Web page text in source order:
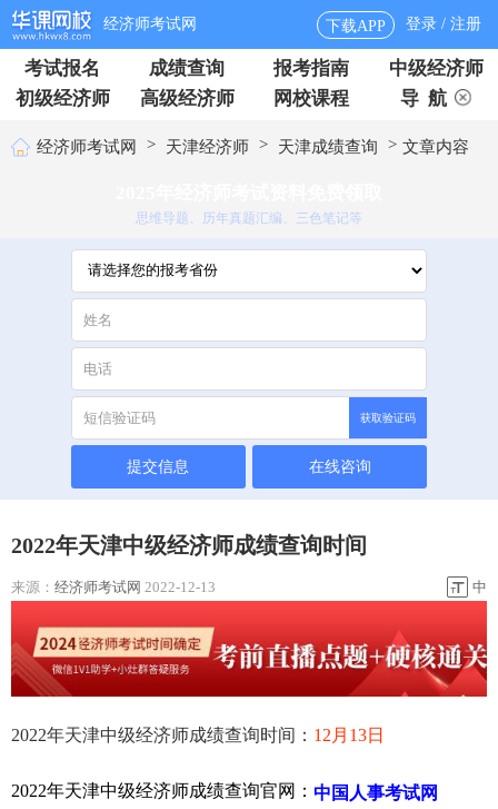
经济师考试网 下载APP 登录 / 注册
考试报名 成绩查询 报考指南
中级经济师
初级经济师
高级经济师 网校课程 导 航
经济师考试网 > 天津经济师 > 天津成绩查询 > 文章内容
思维导题、历年真题汇编、三色笔记等
获取验证码
提交信息 在线咨询
2022年天津中级经济师成绩查询时间
来源： 经济师考试网 2022-12-13 中
2022年天津中级经济师成绩查询时间： 12月13日
2022年天津中级经济师成绩查询官网： 中国人事考试网